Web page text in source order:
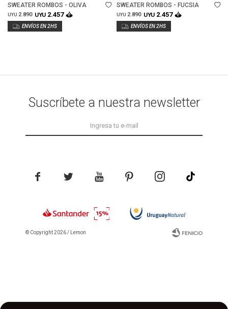
SWEATER ROMBOS - OLIVA
UYU 2.890 UYU 2.457
SWEATER ROMBOS - FUCSIA
UYU 2.890 UYU 2.457
Suscríbete a nuestra newsletter
    
© Copyright 2026 / Lemon
Fenicio